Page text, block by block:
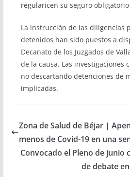
regularicen su seguro
La instrucción de las diligencias
detenidos han sido puestos a
Decanato de los Juzgados de
de la causa. Las investigaciones
no descartando detenciones de
implicadas.
Zona de Salud de Béjar |
menos de Covid-19 en una
Convocado el Pleno de junio
de debate